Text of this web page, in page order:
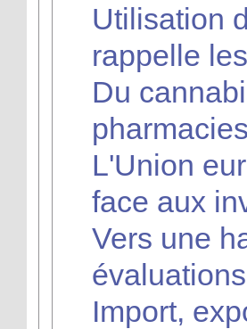
Utilisation
rappelle
Du
L'Union
face aux
Vers une
Import,